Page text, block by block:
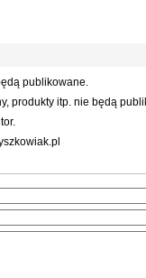
publikowane.
produkty itp. nie będą